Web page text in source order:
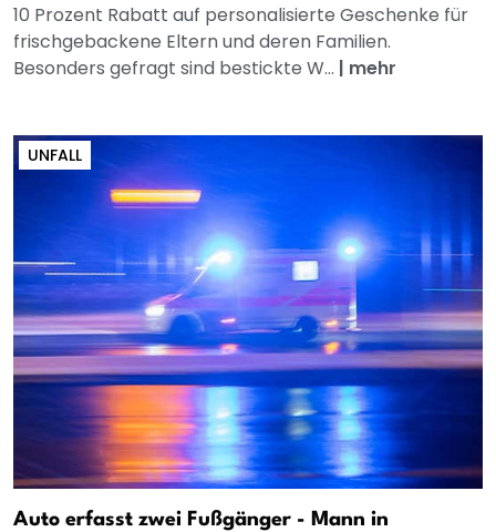
10 Prozent Rabatt auf personalisierte Geschenke für
frischgebackene Eltern und deren Familien.
Besonders gefragt sind bestickte W... | mehr
UNFALL
Auto erfasst zwei Fußgänger - Mann in